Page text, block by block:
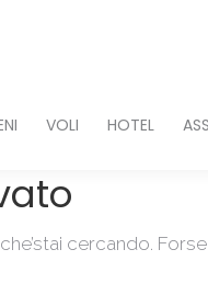
VOLI HOTEL
cercando.
CHI SIAMO